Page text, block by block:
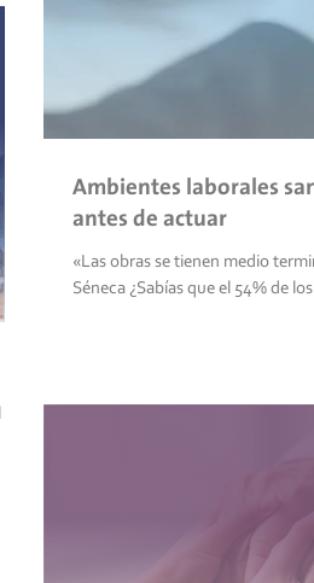
Ambientes laborales
antes de actuar
«Las obras se tienen medio
Séneca ¿Sabías que el 54%